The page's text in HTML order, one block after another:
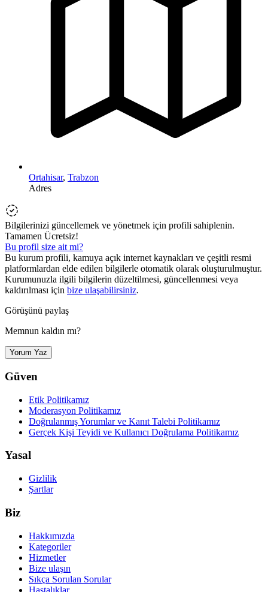
Ortahisar, Trabzon
Adres
Bilgilerinizi güncellemek ve yönetmek için profili sahiplenin.
Tamamen Ücretsiz!
Bu profil size ait mi?
Bu kurum profili, kamuya açık internet kaynakları ve çeşitli resmi
platformlardan elde edilen bilgilerle otomatik olarak oluşturulmuştur.
Kurumunuzla ilgili bilgilerin düzeltilmesi, güncellenmesi veya
kaldırılması için bize ulaşabilirsiniz.
Görüşünü paylaş
Memnun kaldın mı?
Yorum Yaz
Güven
Etik Politikamız
Moderasyon Politikamız
Doğrulanmış Yorumlar ve Kanıt Talebi Politikamız
Gerçek Kişi Teyidi ve Kullanıcı Doğrulama Politikamız
Yasal
Gizlilik
Şartlar
Biz
Hakkımızda
Kategoriler
Hizmetler
Bize ulaşın
Sıkça Sorulan Sorular
Hastalıklar